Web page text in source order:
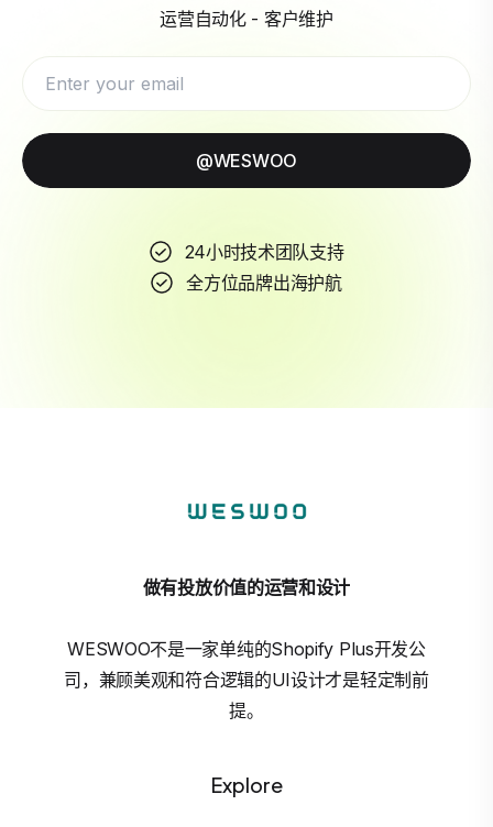
运营自动化 - 客户维护
@WESWOO
24小时技术团队支持
全方位品牌出海护航
做有投放价值的运营和设计
WESWOO不是一家单纯的Shopify Plus开发公
司，兼顾美观和符合逻辑的UI设计才是轻定制前
提。
Explore